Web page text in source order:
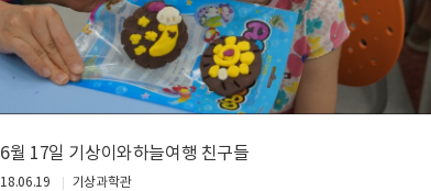
6월 17일 기상이와하늘여행 친구들
18.06.19 기상과학관